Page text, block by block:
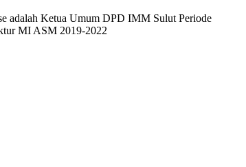
adalah Ketua Umum DPD IMM Sulut Periode
MI ASM 2019-2022